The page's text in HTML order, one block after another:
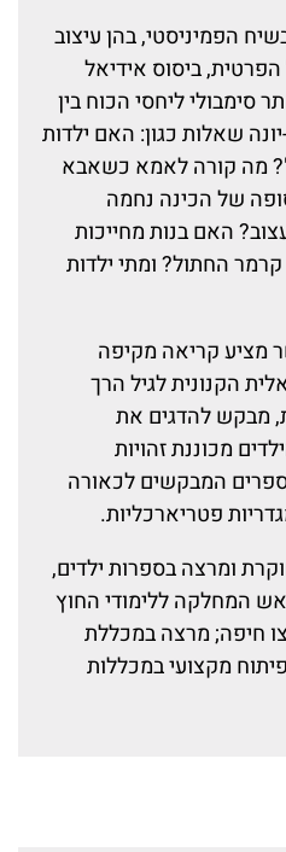
הפמיניסטי, בהן עיצוב
ביסוס אידיאל
סימבולי ליחסי הכוח בין
יונה שאלות כגון: האם ילדות
מה קורה לאמא כשאבא
של הכינה נחמה
האם בנות מחייכות
החתול? ומתי ילדות
מציע קריאה מקיפה
הקנונית לגיל הרך
מבקש להדגים את
מכוננת זהויות
המבקשים לכאורה
פטריארכליות.
ומרצה בספרות ילדים,
המחלקה ללימודי החוץ
חיפה; מרצה במכללת
מקצועי במכללות